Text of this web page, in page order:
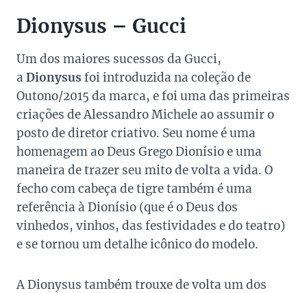
Dionysus – Gucci
Um dos maiores sucessos da Gucci,
a Dionysus foi introduzida na coleção de
Outono/2015 da marca, e foi uma das primeiras
criações de Alessandro Michele ao assumir o
posto de diretor criativo. Seu nome é uma
homenagem ao Deus Grego Dionísio e uma
maneira de trazer seu mito de volta a vida. O
fecho com cabeça de tigre também é uma
referência à Dionísio (que é o Deus dos
vinhedos, vinhos, das festividades e do teatro)
e se tornou um detalhe icônico do modelo.
A Dionysus também trouxe de volta um dos